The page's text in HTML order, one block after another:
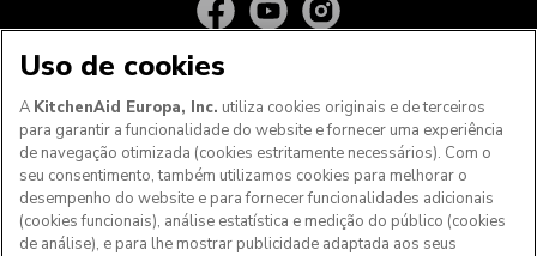
Aos clientes nos Açores, Madeira e outros territórios
Uso de cookies
A KitchenAid Europa, Inc. utiliza cookies originais e de terceiros
para garantir a funcionalidade do website e fornecer uma experiência
de navegação otimizada (cookies estritamente necessários). Com o
seu consentimento, também utilizamos cookies para melhorar o
desempenho do website e para fornecer funcionalidades adicionais
(cookies funcionais), análise estatística e medição do público (cookies
de análise), e para lhe mostrar publicidade adaptada aos seus